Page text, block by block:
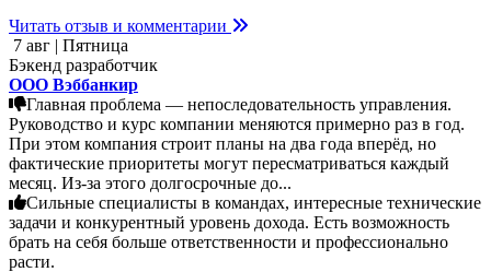
Читать отзыв и комментарии
7 авг | Пятница
Бэкенд разработчик
ООО Вэббанкир
Главная проблема — непоследовательность управления.
Руководство и курс компании меняются примерно раз в год.
При этом компания строит планы на два года вперёд, но
фактические приоритеты могут пересматриваться каждый
месяц. Из-за этого долгосрочные до...
Сильные специалисты в командах, интересные технические
задачи и конкурентный уровень дохода. Есть возможность
брать на себя больше ответственности и профессионально
расти.